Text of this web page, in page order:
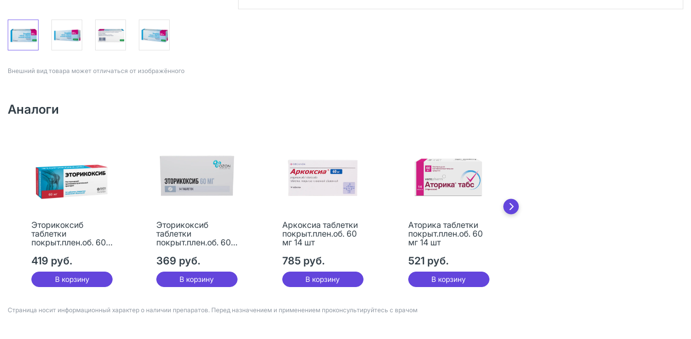
Bнешний вид товара может отличаться от изображённого
Аналоги
Эторикоксиб
таблетки
покрыт.плен.об. 60
419 руб.
В корзину
Эторикоксиб
таблетки
покрыт.плен.об. 60
369 руб.
В корзину
Аркоксиа таблетки
покрыт.плен.об. 60
мг 14 шт
785 руб.
В корзину
Аторика таблетки
покрыт.плен.об. 60
мг 14 шт
521 руб.
В корзину
Страница носит информационный характер о наличии препаратов. Перед назначением и применением проконсультируйтесь с врачом